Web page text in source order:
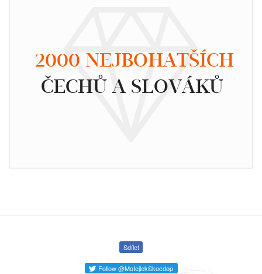
2000 NEJBOHATŠÍCH
ČECHŮ A SLOVÁKŮ
Sdílet
Follow @MotejlekSkocdop